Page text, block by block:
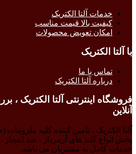
خدمات آلتا الکتریک
کیفیت بالا قیمت مناسب
امکان تعویض محصولات
با آلتا الکتریک
تماس با ما
درباره آلتا الکتریک
فروشگاه اینترنتی آلتا الکتریک ،
آنلاین
آلتا الکتریک ، تامین کننده کلیه
پخش انواع گلند های آرمردار ، ضد انفجار
خدمات کامل به مشتریان می باشد.